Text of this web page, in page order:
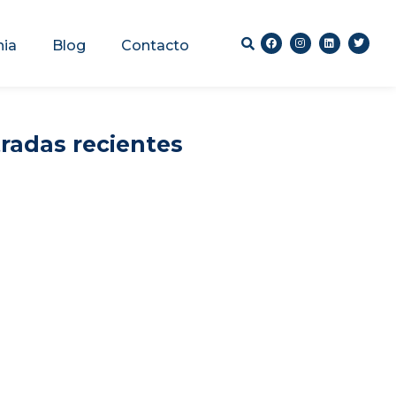
Blog Contacto
recientes